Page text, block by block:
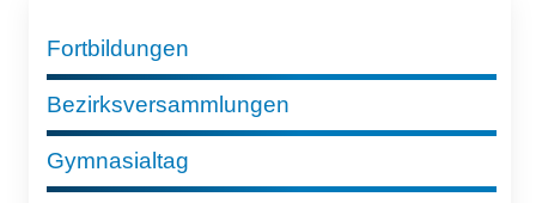
Fortbildungen
Bezirksversammlungen
Gymnasialtag